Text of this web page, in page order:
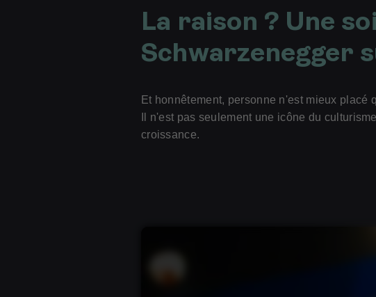
La raison ? Une
Schwarzenegger
Et honnêtement, personne n'est mieux
Il n'est pas seulement une icône du
croissance.